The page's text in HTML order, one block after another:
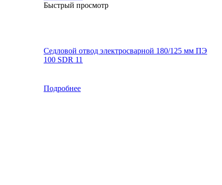
Быстрый просмотр
Седловой отвод электросварной 180/125 мм ПЭ
100 SDR 11
Подробнее